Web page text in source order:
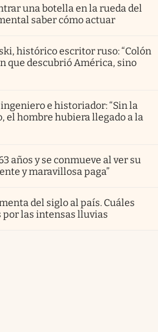
una botella en la rueda del
saber cómo actuar
histórico escritor ruso: “Colón
que descubrió América, sino
e historiador: “Sin la
el hombre hubiera llegado a la
años y se conmueve al ver su
y maravillosa paga”
del siglo al país. Cuáles
por las intensas lluvias